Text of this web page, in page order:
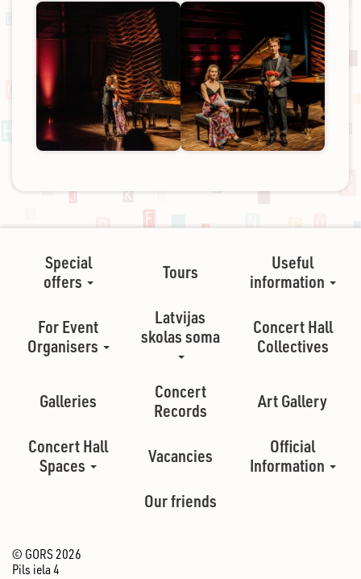
Special
offers
Tours
Useful
information
For Event
Organisers
Latvijas
skolas soma
Concert Hall
Collectives
Galleries
Concert
Records
Art Gallery
Concert Hall
Spaces
Vacancies
Official
Information
Our friends
© GORS 2026
Pils iela 4